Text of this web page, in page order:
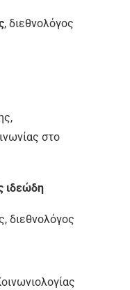
, διεθνολόγος
στο
ιδεώδη
διεθνολόγος